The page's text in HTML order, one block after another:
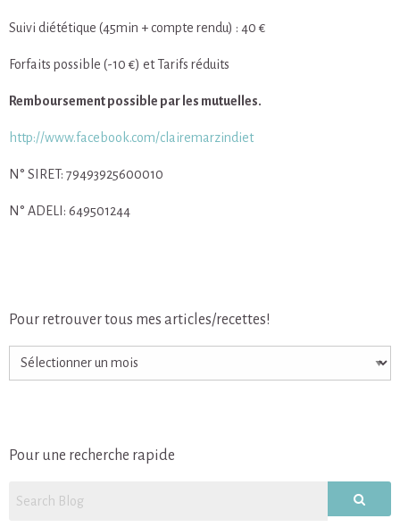
Suivi diététique (45min + compte rendu) : 40 €
Forfaits possible (-10 €) et Tarifs réduits
Remboursement possible par les mutuelles.
http://www.facebook.com/clairemarzindiet
N° SIRET: 79493925600010
N° ADELI: 649501244
Pour retrouver tous mes articles/recettes!
Pour
retrouver
articles/recettes!
Pour une recherche rapide